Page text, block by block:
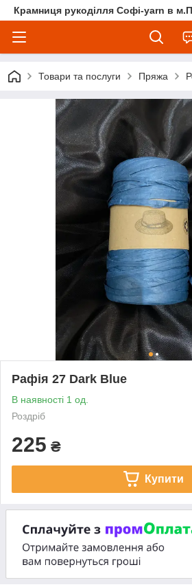
Крамниця рукоділля Софі-yarn в
Товари та послуги Пряжа
Рафія 27 Dark Blue
В наявності 1 од.
Роздріб
225 ₴
Купити